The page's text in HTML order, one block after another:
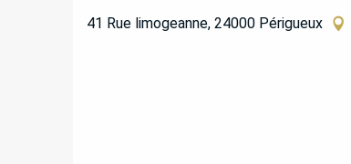
41 Rue limogeanne, 24000 Périgueux